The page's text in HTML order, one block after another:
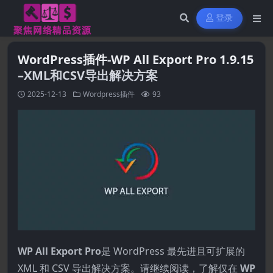
登录
WordPress插件-WP All Export Pro 1.9.15
–XML和CSV导出解决方案
2025-12-13 Wordpress插件 93
WP All Export Pro是 WordPress 最先进且可扩展的
XML 和 CSV 导出解决方案。请继续阅读，了解仅在 WP